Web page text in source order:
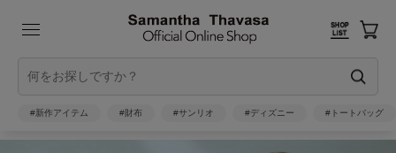
#新作アイテム #財布 #サンリオ #ディズニー #トートバッグ